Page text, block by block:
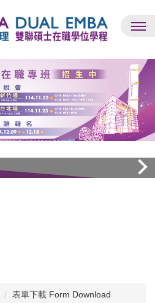
表單下載 Form Download